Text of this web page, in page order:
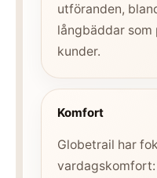
utföranden,
långbäddar som
kunder.
Komfort
Globetrail har